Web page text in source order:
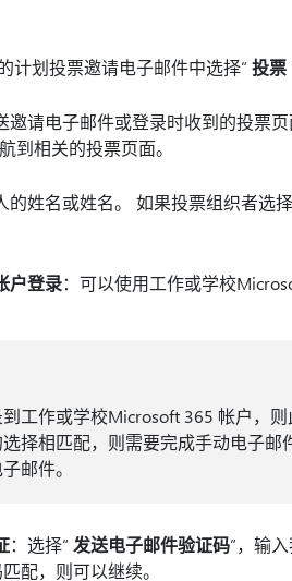
计划投票邀请电子邮件中选择“ 投票
邀请电子邮件或登录时收到的投票
到相关的投票页面。
的姓名或姓名。 如果投票组织者选
户登录：可以使用工作或学校
工作或学校Microsoft 365 帐户，
择相匹配，则需要完成手动电子
邮件。
：选择“ 发送电子邮件验证码”，输
配，则可以继续。